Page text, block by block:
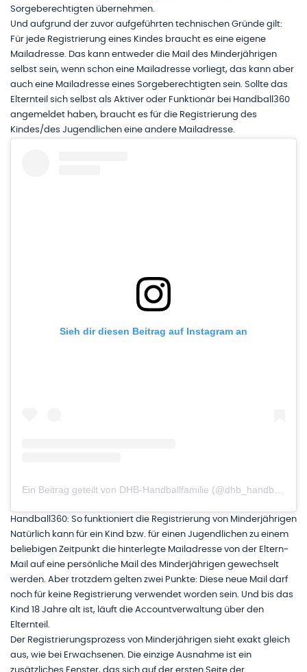
Sorgeberechtigten übernehmen.
Und aufgrund der zuvor aufgeführten technischen Gründe gilt:
Für jede Registrierung eines Kindes braucht es eine eigene
Mailadresse. Das kann entweder die Mail des Minderjährigen
selbst sein, wenn schon eine Mailadresse vorliegt, das kann aber
auch eine Mailadresse eines Sorgeberechtigten sein. Sollte das
Elternteil sich selbst als Aktiver oder Funktionär bei Handball360
angemeldet haben, braucht es für die Registrierung des
Kindes/des Jugendlichen eine andere Mailadresse.
Sieh dir diesen Beitrag auf Instagram an
Handball360: So funktioniert die Registrierung von Minderjährigen
Natürlich kann für ein Kind bzw. für einen Jugendlichen zu einem
beliebigen Zeitpunkt die hinterlegte Mailadresse von der Eltern-
Mail auf eine persönliche Mail des Minderjährigen gewechselt
werden. Aber trotzdem gelten zwei Punkte: Diese neue Mail darf
noch für keine Registrierung verwendet worden sein. Und bis das
Kind 18 Jahre alt ist, läuft die Accountverwaltung über den
Elternteil.
Der Registrierungsprozess von Minderjährigen sieht exakt gleich
aus, wie bei Erwachsenen. Die einzige Ausnahme ist ein
zusätzliches Fenster, das sich auf der ersten Seite der